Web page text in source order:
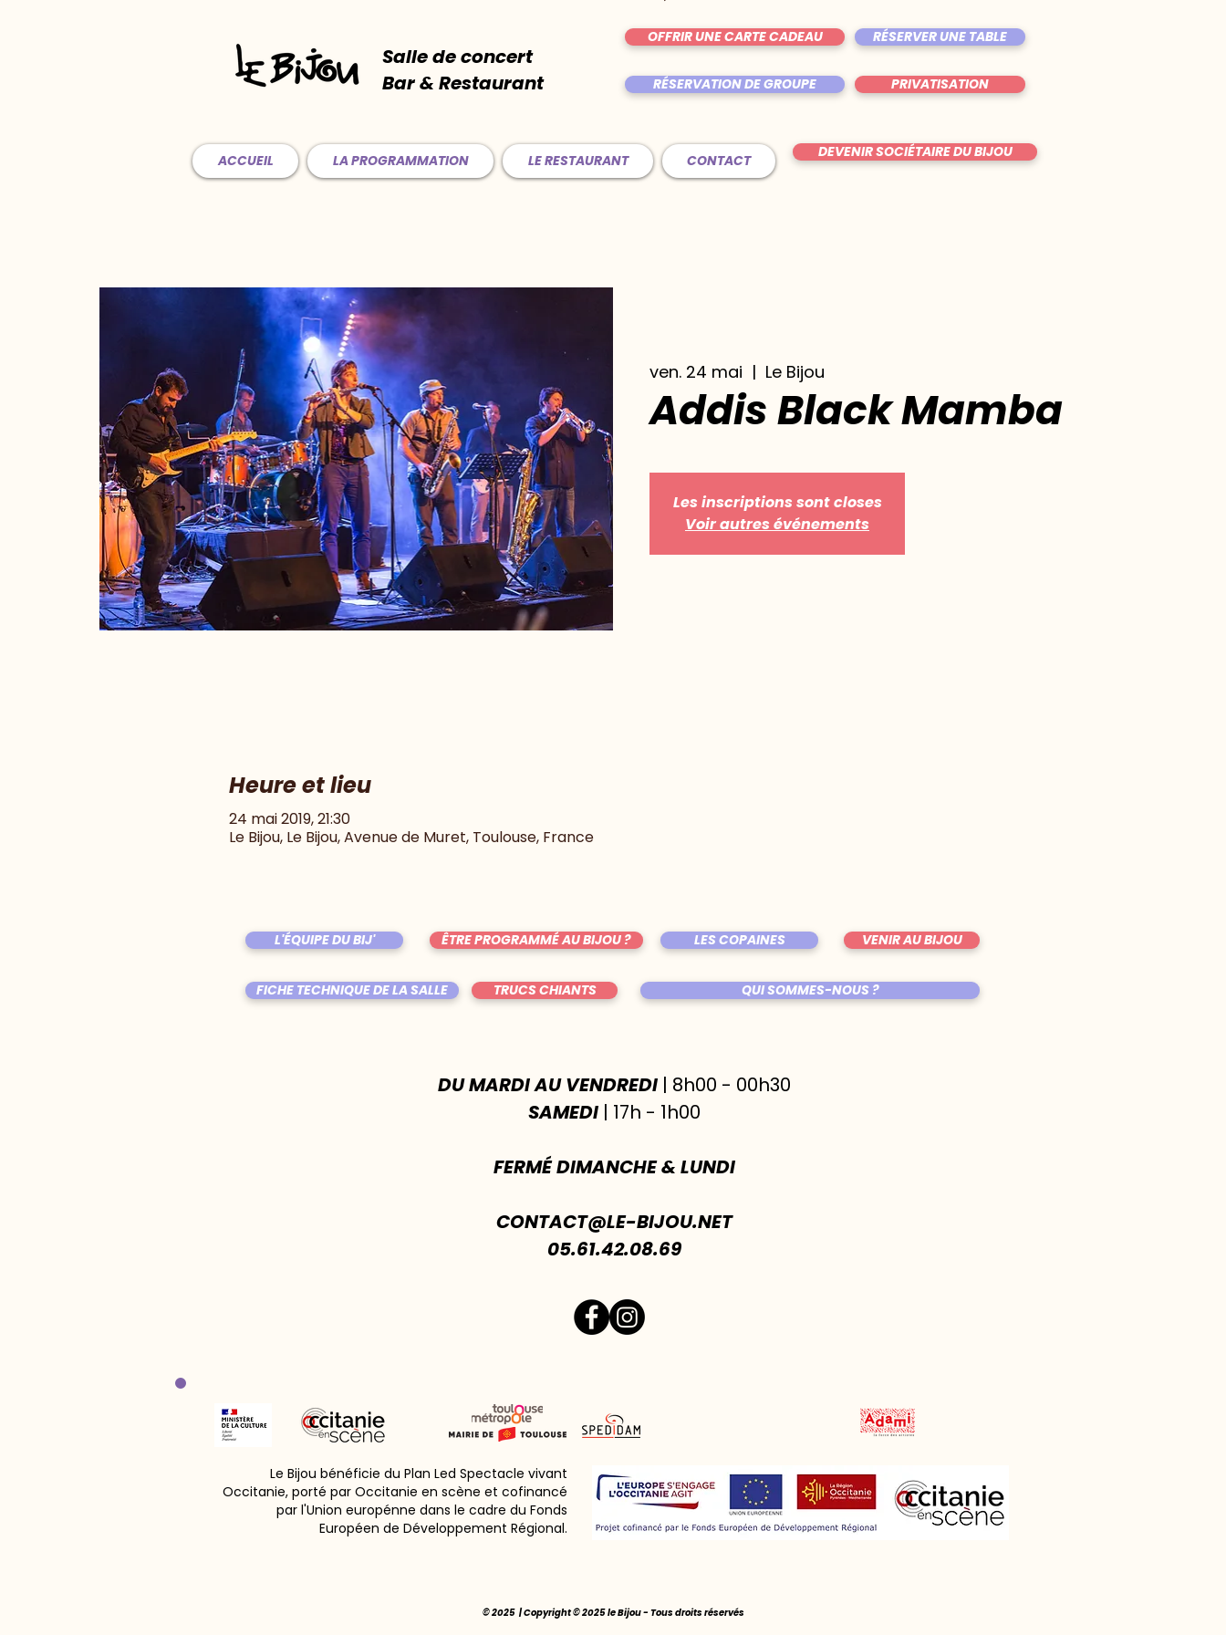
Salle de concert
Bar & Restaurant
OFFRIR UNE CARTE CADEAU RÉSERVER UNE TABLE
RÉSERVATION DE GROUPE PRIVATISATION
ACCUEIL LA PROGRAMMATION LE RESTAURANT CONTACT DEVENIR SOCIÉTAIRE DU BIJOU
ven. 24 mai
  |
Le Bijou
Addis Black Mamba
Les inscriptions sont closes
Voir autres événements
Heure et lieu
24 mai 2019, 21:30
Le Bijou, Le Bijou, Avenue de Muret, Toulouse, France
L'ÉQUIPE DU BIJ' ÊTRE PROGRAMMÉ AU BIJOU ? LES COPAINES VENIR AU BIJOU
FICHE TECHNIQUE DE LA SALLE TRUCS CHIANTS QUI SOMMES-NOUS ?
DU MARDI AU VENDREDI| 8h00 - 00h30
SAMEDI| 17h - 1h00
FERMÉ DIMANCHE & LUNDI
CONTACT@LE-BIJOU.NET
05.61.42.08.69
Le Bijou bénéficie du Plan Led Spectacle vivant
Occitanie, porté par Occitanie en scène et cofinancé
par l'Union europénne dans le cadre du Fonds
Européen de Développement Régional.
© 2025 | Copyright © 2025 le Bijou - Tous droits réservés